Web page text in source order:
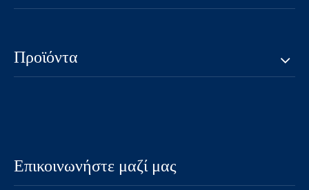
Προϊόντα
Επικοινωνήστε μαζί μας